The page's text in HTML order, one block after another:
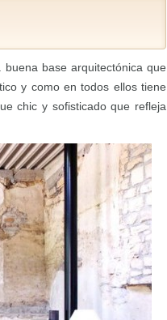
base arquitectónica que
y como en todos ellos tiene
chic y sofisticado que refleja